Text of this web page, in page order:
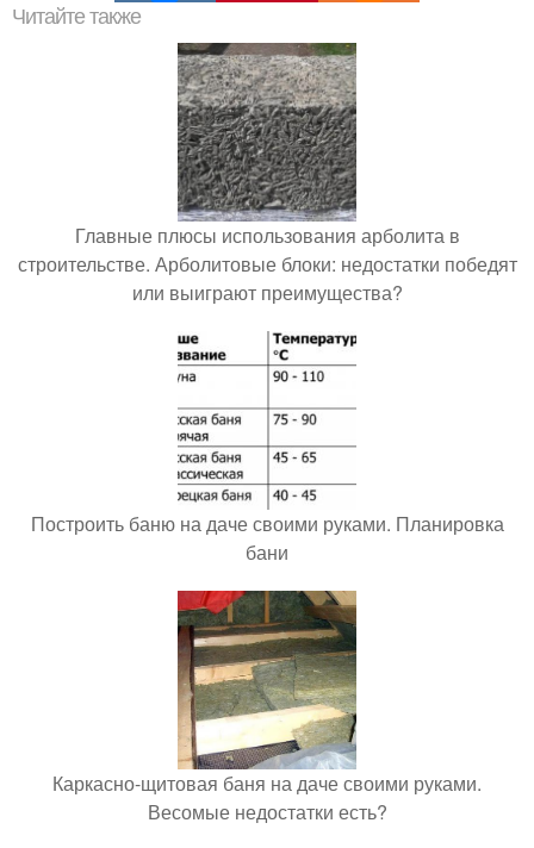
Читайте также
Главные плюсы использования арболита в
строительстве. Арболитовые блоки: недостатки победят
или выиграют преимущества?
Построить баню на даче своими руками. Планировка
бани
Каркасно-щитовая баня на даче своими руками.
Весомые недостатки есть?